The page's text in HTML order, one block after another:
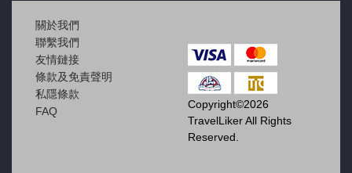
關於我們
聯繫我們
友情鏈接
條款及免責聲明
私隱條款
FAQ
Copyright©2026
TravelLiker All Rights
Reserved.